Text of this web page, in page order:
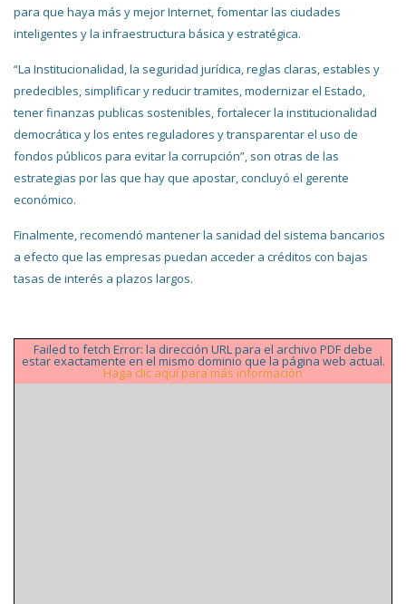
para que haya más y mejor Internet, fomentar las ciudades
inteligentes y la infraestructura básica y estratégica.
“La Institucionalidad, la seguridad jurídica, reglas claras, estables y
predecibles, simplificar y reducir tramites, modernizar el Estado,
tener finanzas publicas sostenibles, fortalecer la institucionalidad
democrática y los entes reguladores y transparentar el uso de
fondos públicos para evitar la corrupción”, son otras de las
estrategias por las que hay que apostar, concluyó el gerente
económico.
Finalmente, recomendó mantener la sanidad del sistema bancarios
a efecto que las empresas puedan acceder a créditos con bajas
tasas de interés a plazos largos.
Failed to fetch Error: la dirección URL para el archivo PDF debe
estar exactamente en el mismo dominio que la página web actual.
Haga clic aquí para más información